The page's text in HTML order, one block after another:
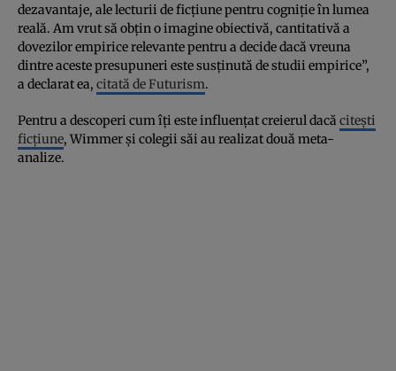
dezavantaje, ale lecturii de ficțiune pentru cogniție în lumea
reală. Am vrut să obțin o imagine obiectivă, cantitativă a
dovezilor empirice relevante pentru a decide dacă vreuna
dintre aceste presupuneri este susținută de studii empirice”,
a declarat ea, citată de Futurism.
Pentru a descoperi cum îți este influențat creierul dacă citești
ficțiune, Wimmer și colegii săi au realizat două meta-
analize.